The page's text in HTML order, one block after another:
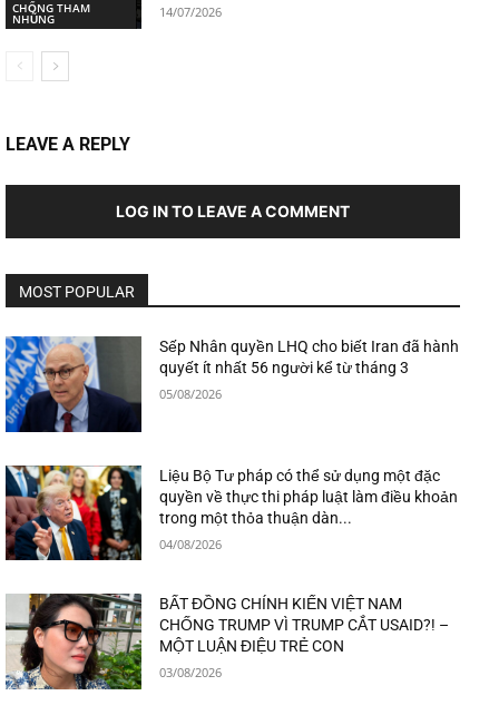
CHỐNG THAM
NHŨNG 14/07/2026
LEAVE A REPLY
LOG IN TO LEAVE A COMMENT
MOST POPULAR
Sếp Nhân quyền LHQ cho biết Iran đã hành
quyết ít nhất 56 người kể từ tháng 3
05/08/2026
Liệu Bộ Tư pháp có thể sử dụng một đặc
quyền về thực thi pháp luật làm điều khoản
trong một thỏa thuận dàn...
04/08/2026
BẤT ĐỒNG CHÍNH KIẾN VIỆT NAM
CHỐNG TRUMP VÌ TRUMP CẮT USAID?! –
MỘT LUẬN ĐIỆU TRẺ CON
03/08/2026